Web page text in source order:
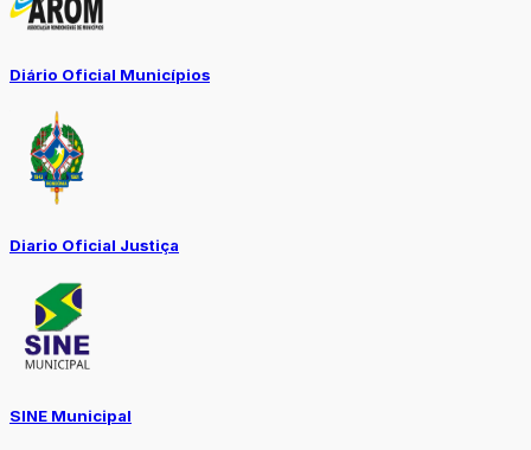
Diário Oficial Municípios
Diario Oficial Justiça
SINE Municipal